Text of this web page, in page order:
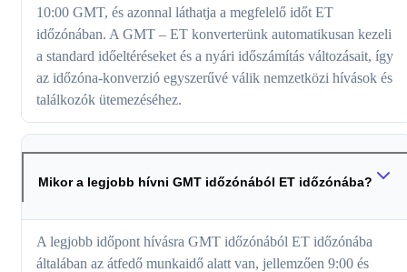
10:00 GMT, és azonnal láthatja a megfelelő időt ET
időzónában. A GMT – ET konverterünk automatikusan kezeli
a standard időeltéréseket és a nyári időszámítás változásait, így
az időzóna-konverzió egyszerűvé válik nemzetközi hívások és
találkozók ütemezéséhez.
Mikor a legjobb hívni GMT időzónából ET időzónába?
A legjobb időpont hívásra GMT időzónából ET időzónába
általában az átfedő munkaidő alatt van, jellemzően 9:00 és